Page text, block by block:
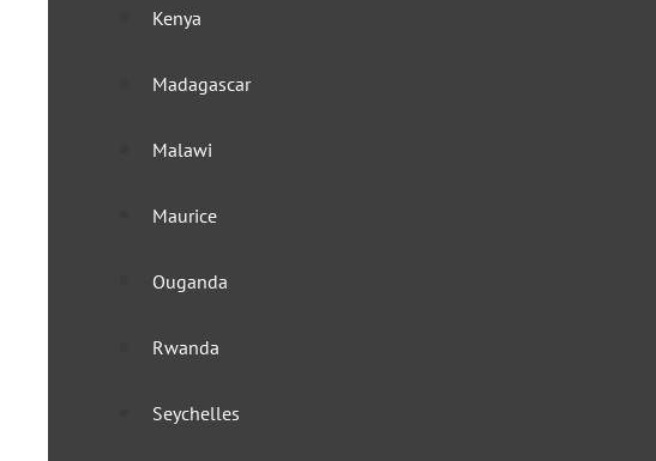
Kenya
Madagascar
Malawi
Maurice
Ouganda
Rwanda
Seychelles